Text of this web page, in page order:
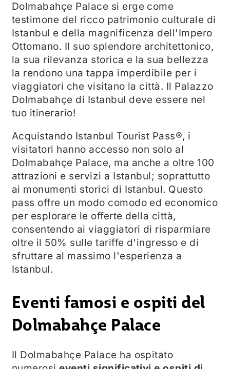
Dolmabahçe Palace si erge come
testimone del ricco patrimonio culturale di
Istanbul e della magnificenza dell'Impero
Ottomano. Il suo splendore architettonico,
la sua rilevanza storica e la sua bellezza
la rendono una tappa imperdibile per i
viaggiatori che visitano la città. Il Palazzo
Dolmabahçe di Istanbul deve essere nel
tuo itinerario!
Acquistando Istanbul Tourist Pass®, i
visitatori hanno accesso non solo al
Dolmabahçe Palace, ma anche a oltre 100
attrazioni e servizi a Istanbul; soprattutto
ai monumenti storici di Istanbul. Questo
pass offre un modo comodo ed economico
per esplorare le offerte della città,
consentendo ai viaggiatori di risparmiare
oltre il 50% sulle tariffe d'ingresso e di
sfruttare al massimo l'esperienza a
Istanbul.
Eventi famosi e ospiti del
Dolmabahçe Palace
Il Dolmabahçe Palace ha ospitato